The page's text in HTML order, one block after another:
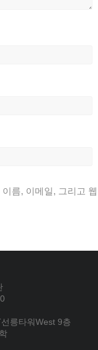
름, 이메일, 그리고 웹
릉타워West 9층